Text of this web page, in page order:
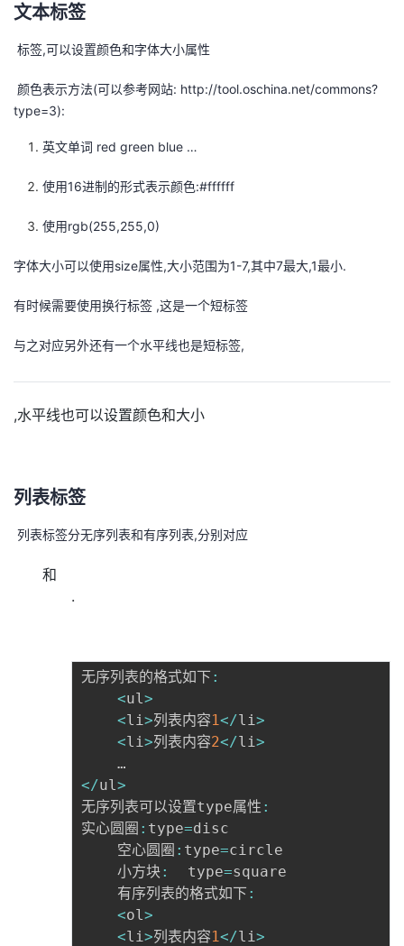
文本标签
标签,可以设置颜色和字体大小属性
​ 颜色表示方法(可以参考网站: http://tool.oschina.net/commons?
type=3):
英文单词 red green blue …
使用16进制的形式表示颜色:#ffffff
使用rgb(255,255,0)
字体大小可以使用size属性,大小范围为1-7,其中7最大,1最小.
有时候需要使用换行标签 ,这是一个短标签
与之对应另外还有一个水平线也是短标签,
,水平线也可以设置颜色和大小
列表标签
​ 列表标签分无序列表和有序列表,分别对应
和
.
无序列表的格式如下 :
<ul >
<li >列表内容1</li >
<li >列表内容2</li >
</ul >
无序列表可以设置type属性 :
实心圆圈 : type=disc
	空心圆圈
: type=circle
	小方块
:
  type
=square
	有序列表的格式如下
:
<ol >
<li >列表内容1</li >